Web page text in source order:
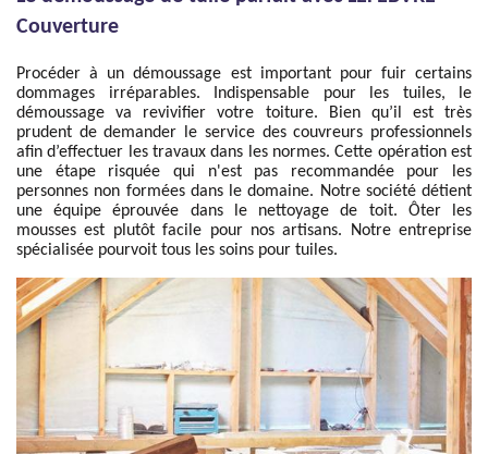
Couverture
Procéder à un démoussage est important pour fuir certains
dommages irréparables. Indispensable pour les tuiles, le
démoussage va revivifier votre toiture. Bien qu’il est très
prudent de demander le service des couvreurs professionnels
afin d’effectuer les travaux dans les normes. Cette opération est
une étape risquée qui n'est pas recommandée pour les
personnes non formées dans le domaine. Notre société détient
une équipe éprouvée dans le nettoyage de toit. Ôter les
mousses est plutôt facile pour nos artisans. Notre entreprise
spécialisée pourvoit tous les soins pour tuiles.